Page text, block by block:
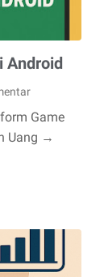
Android
Game
Uang →